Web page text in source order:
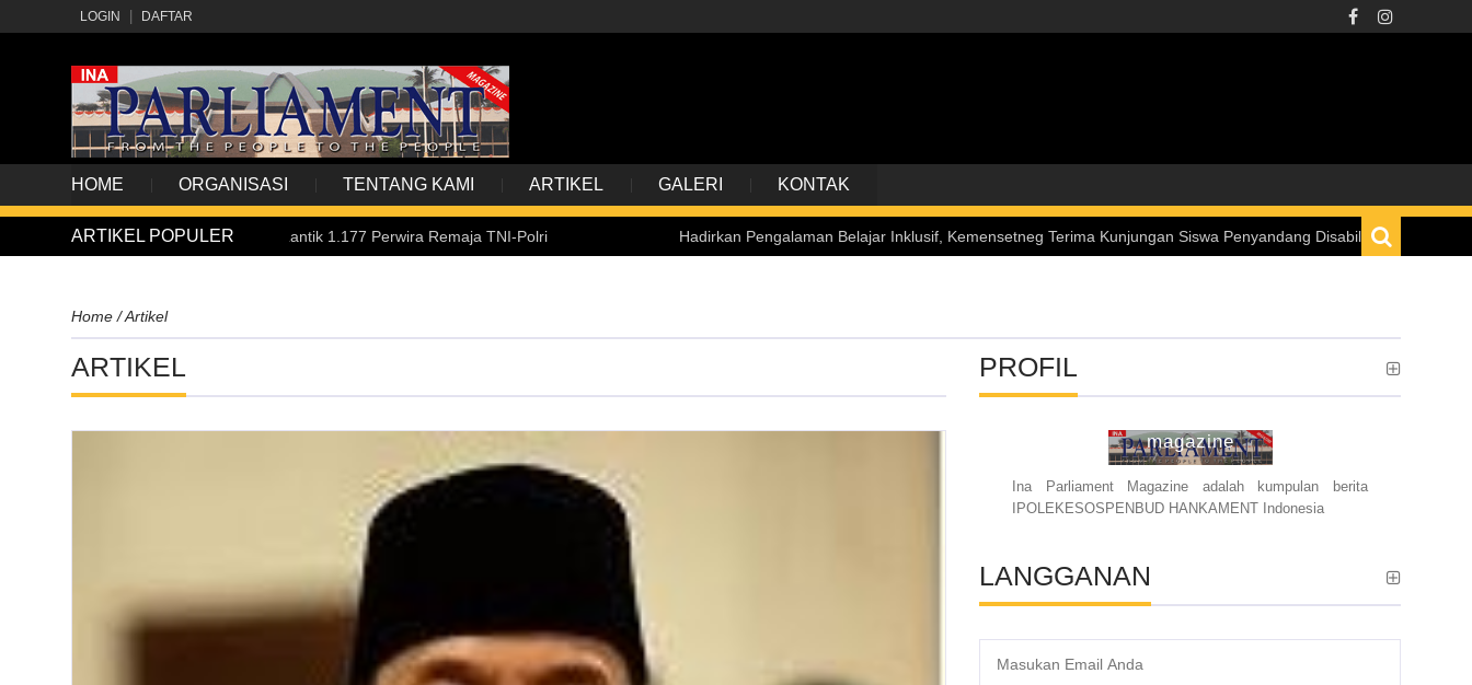
LOGIN DAFTAR
HOME ORGANISASI TENTANG KAMI ARTIKEL GALERI KONTAK
ARTIKEL POPULER
Presiden Prabowo Lantik 1.177 Perwira Remaja TNI-Polri Hadirkan Pengalaman Belajar Inklusif, Kemensetneg Terima Kunjungan Siswa Penyandang Disabilitas melalui Program “Istana
Home /Artikel
ARTIKEL PROFIL
magazine
Ina Parliament Magazine adalah kumpulan berita
IPOLEKESOSPENBUD HANKAMENT Indonesia
LANGGANAN